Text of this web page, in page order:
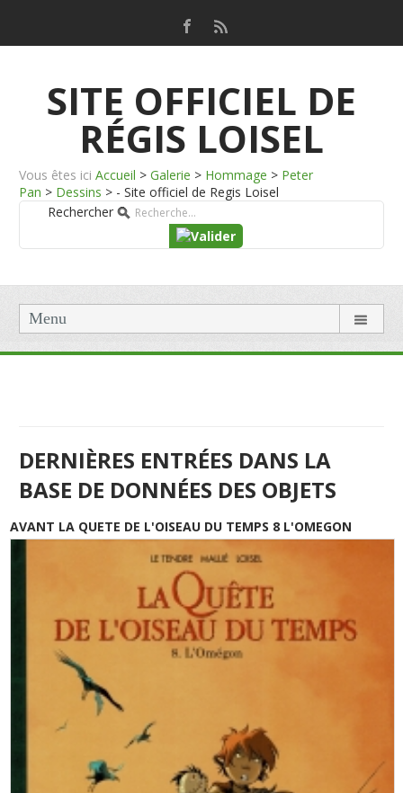
SITE OFFICIEL DE
RÉGIS LOISEL
Vous êtes ici Accueil > Galerie > Hommage > Peter
Pan > Dessins > - Site officiel de Regis Loisel
Rechercher
Menu
DERNIÈRES ENTRÉES DANS LA
BASE DE DONNÉES DES OBJETS
AVANT LA QUETE DE L'OISEAU DU TEMPS 8 L'OMEGON